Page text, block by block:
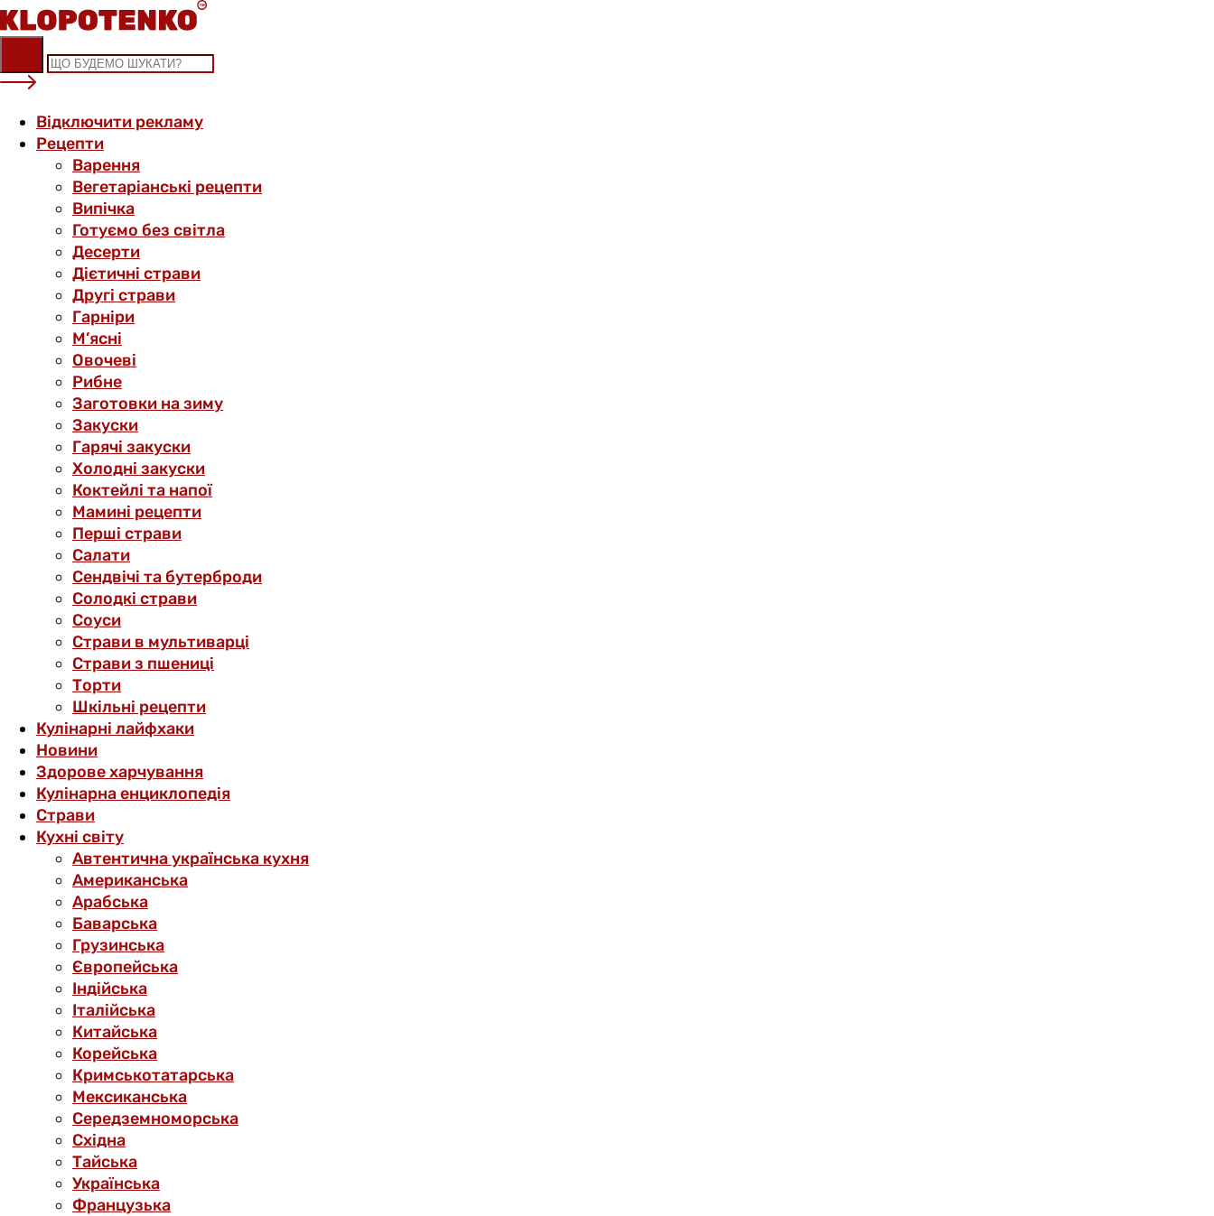
Skip
to
content
Відключити рекламу
Рецепти
Варення
Вегетаріанські рецепти
Випічка
Готуємо без світла
Десерти
Дієтичні страви
Другі страви
Гарніри
М’ясні
Овочеві
Рибне
Заготовки на зиму
Закуски
Гарячі закуски
Холодні закуски
Коктейлі та напої
Мамині рецепти
Перші страви
Салати
Сендвічі та бутерброди
Солодкі страви
Соуси
Страви в мультиварці
Страви з пшениці
Торти
Шкільні рецепти
Кулінарні лайфхаки
Новини
Здорове харчування
Кулінарна енциклопедія
Страви
Кухні світу
Автентична українська кухня
Американська
Арабська
Баварська
Грузинська
Європейська
Індійська
Італійська
Китайська
Корейська
Кримськотатарська
Мексиканська
Середземноморська
Східна
Тайська
Українська
Французька